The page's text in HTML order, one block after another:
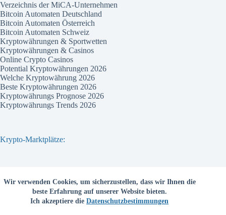
Wir verwenden Cookies, um sicherzustellen, dass wir Ihnen die
beste Erfahrung auf unserer Website bieten.
Ich akzeptiere dieDatenschutzbestimmungen
Verzeichnis der MiCA-Unternehmen
Bitcoin Automaten Deutschland
Bitcoin Automaten Österreich
Bitcoin Automaten Schweiz
Kryptowährungen & Sportwetten
Kryptowährungen & Casinos
Online Crypto Casinos
Potential Kryptowährungen 2026
Welche Kryptowährung 2026
Beste Kryptowährungen 2026
Kryptowährungs Prognose 2026
Kryptowährungs Trends 2026
Krypto-Marktplätze:
Bitpanda
Bitcoin.de